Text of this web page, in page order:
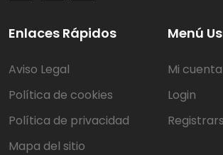
Enlaces Rápidos
Aviso Legal
Política de cookies
Política de privacidad
Mapa del sitio
Menú
Mi cuenta
Login